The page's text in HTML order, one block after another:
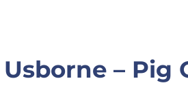
Usborne – Pig